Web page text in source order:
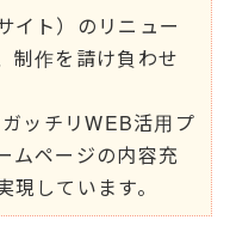
イト）のリニュー
制作を請け負わせ
ッチリWEB活用プ
ムページの内容充
しています。